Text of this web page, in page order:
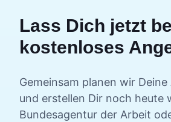
Lass Dich jetzt
kostenloses
Gemeinsam planen wir Deine
und erstellen Dir noch heute
Bundesagentur der Arbeit